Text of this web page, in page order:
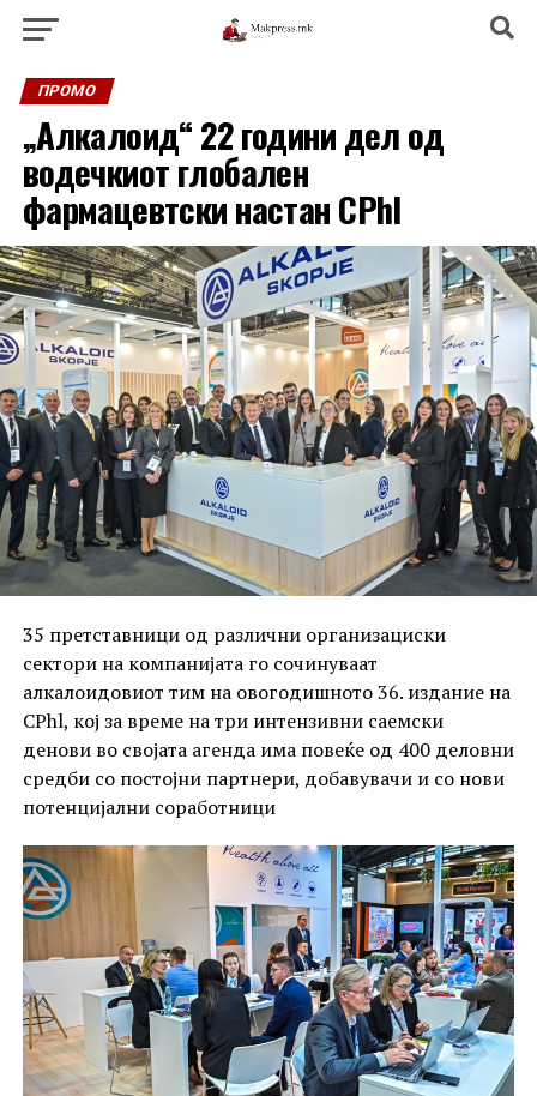
ПРОМО
„Алкалоид“ 22 години дел од
водечкиот глобален
фармацевтски настан CPhI
35 претставници од различни организациски
сектори на компанијата го сочинуваат
алкалоидовиот тим на овогодишното 36. издание на
CPhl, кој за време на три интензивни саемски
денови во својата агенда има повеќе од 400 деловни
средби со постојни партнери, добавувачи и со нови
потенцијални соработници